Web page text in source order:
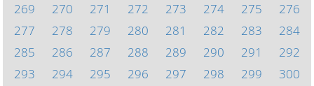
269
270 271 272 273 274 275
276
277
278 279 280 281 282 283
284
285
286 287 288 289 290 291
292
293
294 295 296 297 298 299
300